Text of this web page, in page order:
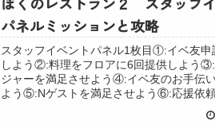
パネルミッションと攻略
スタッフイベントパネル1枚目①:イベ友申
しよう②:料理をフロアに6回提供しよう
ジャーを満足させよう④:イベ友のお手伝
よう⑤:Nゲストを満足させよう⑥:応援依頼